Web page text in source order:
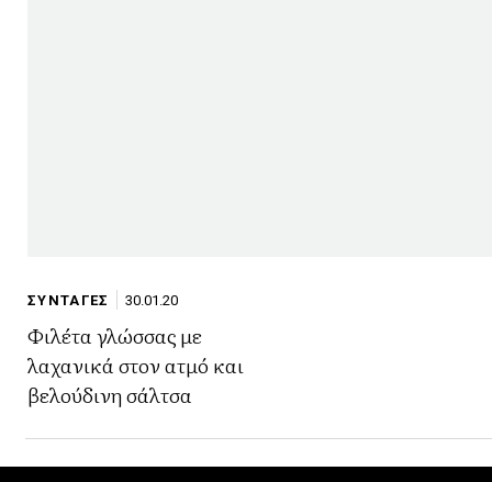
ΣΥΝΤΑΓΕΣ 30.01.20
Φιλέτα γλώσσας με
λαχανικά στον ατμό και
βελούδινη σάλτσα